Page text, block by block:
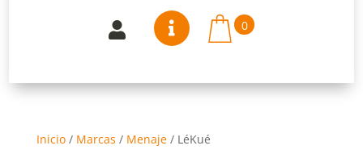
  0
Inicio/ Marcas / Menaje/ LéKué